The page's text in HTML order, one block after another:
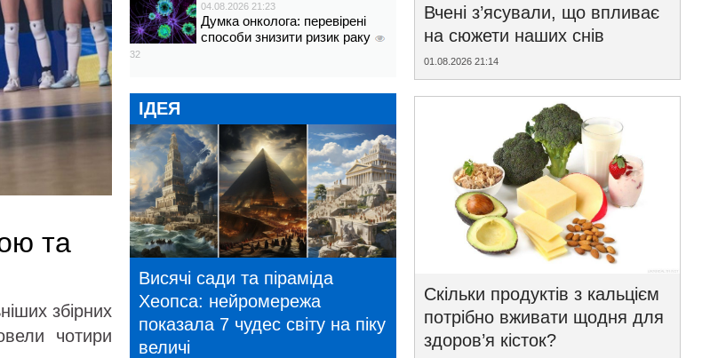
та
збірних
чотири
04.08.2026 21:23
Думка онколога: перевірені
способи знизити ризик раку
32
ІДЕЯ
Висячі сади та піраміда
Хеопса: нейромережа
показала 7 чудес світу на піку
величі
Вчені з’ясували, що впливає
на сюжети наших снів
01.08.2026 21:14
Скільки продуктів з кальцієм
потрібно вживати щодня для
здоров’я кісток?